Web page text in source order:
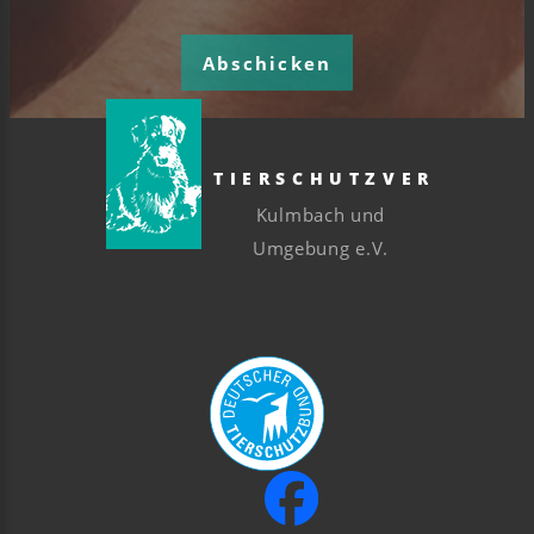
Abschicken
TIERSCHUTZVEREIN
Kulmbach und
Umgebung e.V.